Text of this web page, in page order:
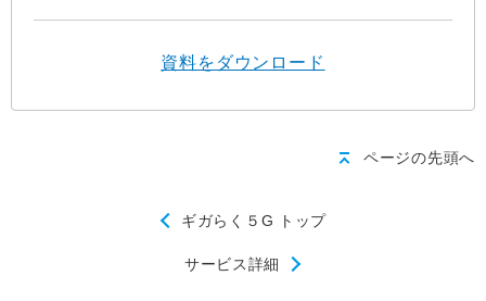
資料をダウンロード
ページの先頭へ
ギガらく５G トップ
サービス詳細